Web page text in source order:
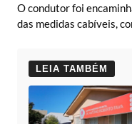
O condutor foi
das medidas cabíveis,
LEIA TAMBÉM